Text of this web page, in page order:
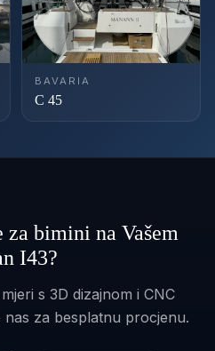
BAVARIA
C 45
za bimini na Vašem
I43?
s 3D dizajnom i CNC
nas za besplatnu procjenu.